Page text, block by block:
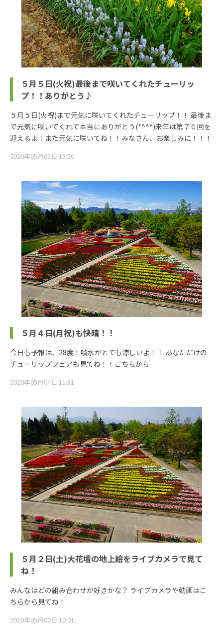
５月５日(火祝)最後まで咲いてくれたチューリッ
プ！！ありがとう♪
５月５日(火祝)まで元気に咲いてくれたチューリップ！！ 最後ま
で元気に咲いてくれて本当にありがとう(*^^*)来年は第７０回を
迎えるよ！また元気に咲いてね！！みなさん、お楽しみに！！！
2020年05月05日 15:50
５月４日(月祝)も快晴！！
今日も予報は、28度！噴水がとても涼しいよ！！ あなただけの
チューリップフェアも見てね！！こちらから
2020年05月04日 11:31
５月２日(土)大花壇の地上絵をライブカメラで見て
ね！
みんなはどの組み合わせが好きかな？ ライブカメラや動画はこ
ちらから見てね！
2020年05月02日 12:01